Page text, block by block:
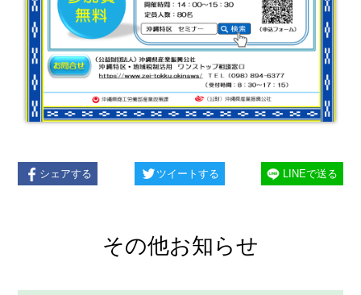
シェアする ツイートする LINEで送る
その他お知らせ